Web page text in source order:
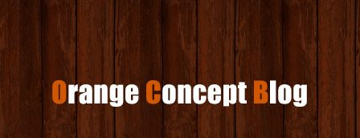
オレンジコンセプトブログ
お店からのお知らせ